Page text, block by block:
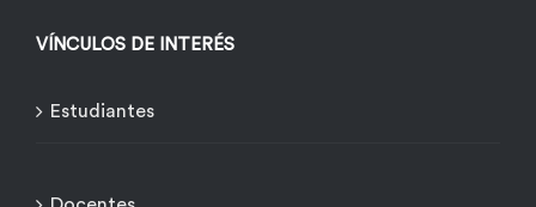
VÍNCULOS DE INTERÉS
Estudiantes